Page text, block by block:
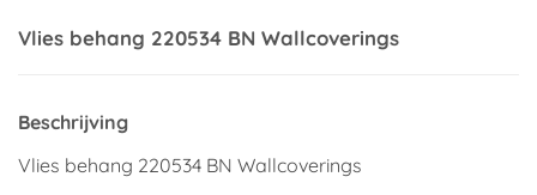
Vlies behang 220534 BN Wallcoverings
Beschrijving
Vlies behang 220534 BN Wallcoverings